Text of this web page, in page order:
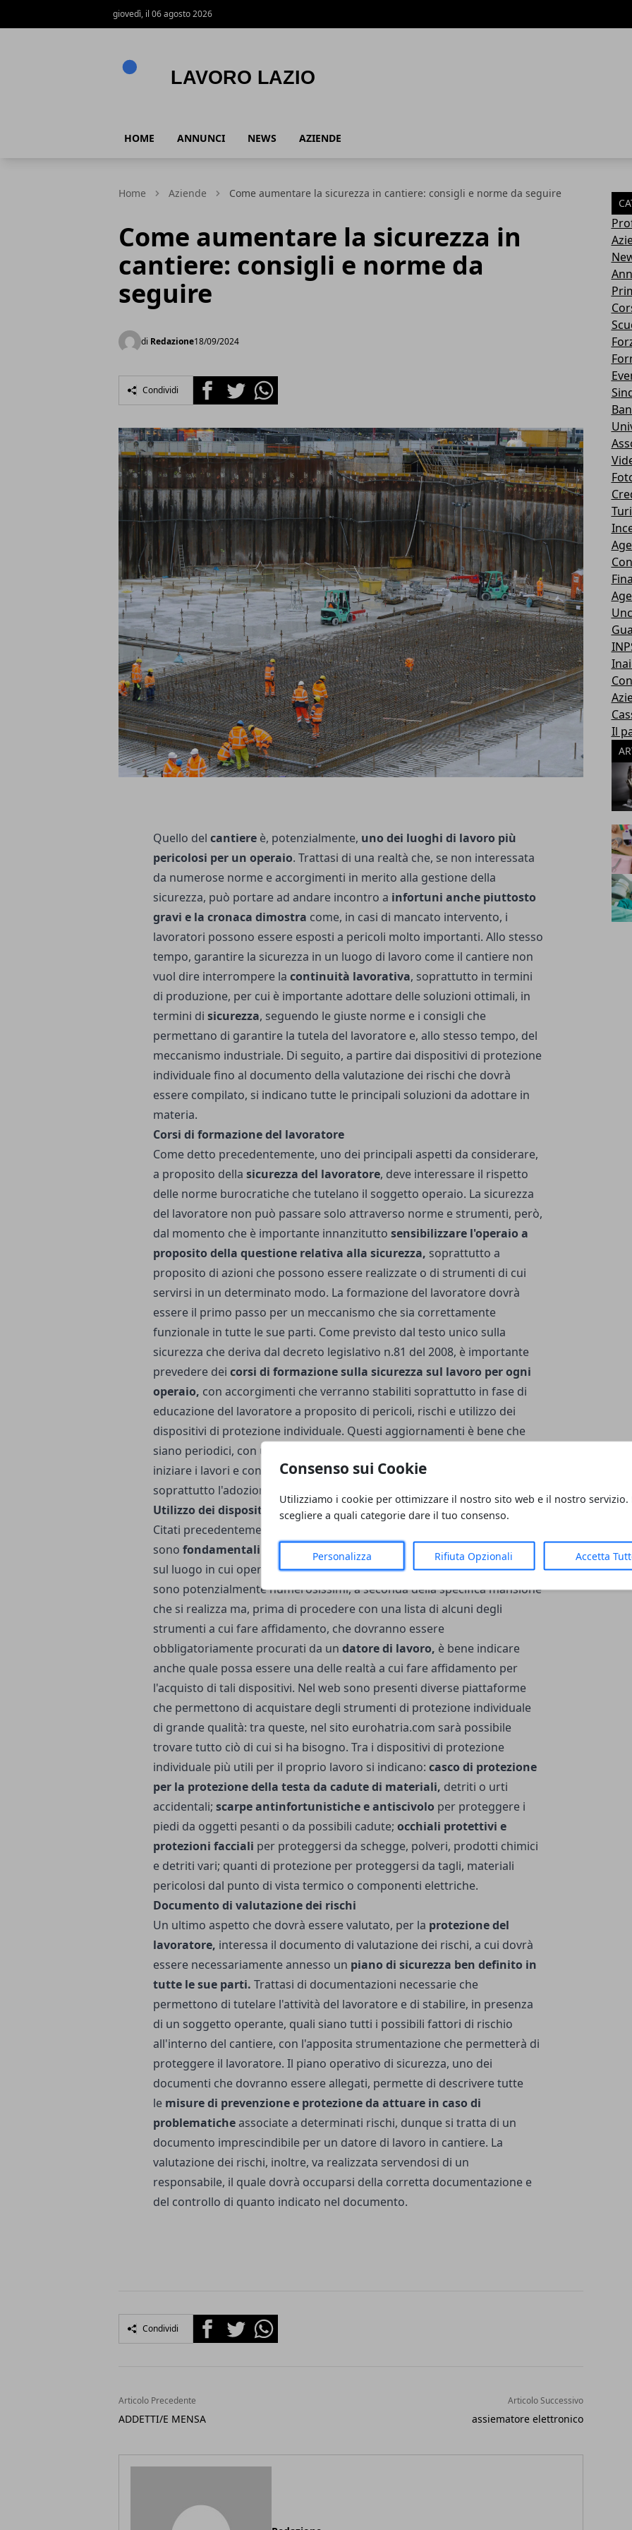
Consenso sui Cookie
Utilizziamo i cookie per ottimizzare il nostro sito web e il nostro servizio.
scegliere a quali categorie dare il tuo consenso.
Personalizza Rifiuta Opzionali Accetta
giovedì, il 06 agosto 2026
HOME ANNUNCI NEWS AZIENDE
Home Aziende Come aumentare la sicurezza in cantiere: consigli e norme da seguire
Come aumentare la sicurezza in
cantiere: consigli e norme da
seguire
di Redazione18/09/2024
Condividi FacebookTwitterWhatsapp
Quello del cantiereè, potenzialmente, uno dei luoghi di lavoro più
pericolosi per un operaio. Trattasi di una realtà che, se non interessata
da numerose norme e accorgimenti in merito alla gestione della
sicurezza, può portare ad andare incontro a infortuni anche piuttosto
gravi e la cronaca dimostra come, in casi di mancato intervento, i
lavoratori possono essere esposti a pericoli molto importanti. Allo stesso
tempo, garantire la sicurezza in un luogo di lavoro come il cantiere non
vuol dire interrompere la continuità lavorativa, soprattutto in termini
di produzione, per cui è importante adottare delle soluzioni ottimali, in
termini di sicurezza, seguendo le giuste norme e i consigli che
permettano di garantire la tutela del lavoratore e, allo stesso tempo, del
meccanismo industriale. Di seguito, a partire dai dispositivi di protezione
individuale fino al documento della valutazione dei rischi che dovrà
essere compilato, si indicano tutte le principali soluzioni da adottare in
materia.
Corsi di formazione del lavoratore
Come detto precedentemente, uno dei principali aspetti da considerare,
a proposito della sicurezza del lavoratore, deve interessare il rispetto
delle norme burocratiche che tutelano il soggetto operaio. La sicurezza
del lavoratore non può passare solo attraverso norme e strumenti, però,
dal momento che è importante innanzitutto sensibilizzare l'operaio a
proposito della questione relativa alla sicurezza, soprattutto a
proposito di azioni che possono essere realizzate o di strumenti di cui
servirsi in un determinato modo. La formazione del lavoratore dovrà
essere il primo passo per un meccanismo che sia correttamente
funzionale in tutte le sue parti. Come previsto dal testo unico sulla
sicurezza che deriva dal decreto legislativo n.81 del 2008, è importante
prevedere dei corsi di formazione sulla sicurezza sul lavoro per ogni
operaio, con accorgimenti che verranno stabiliti soprattutto in fase di
educazione del lavoratore a proposito di pericoli, rischi e utilizzo dei
dispositivi di protezione individuale. Questi aggiornamenti è bene che
siano periodici, con un primo scaglione iniziale da completare prima di
iniziare i lavori e con fasi di aggiornamento successive che riguardino
soprattutto l'adozione di nuove tecnologie o diversi sistemi di lavoro.
Utilizzo dei dispositivi di protezione individuale (DPI)
Citati precedentemente, i dispositivi di protezione individuale
sono fondamentali per la tutela del lavoratore
e della sua sicurezza
sul luogo in cui opera. In cantiere i dispositivi di protezione individuale
sono potenzialmente numerosissimi, a seconda della specifica mansione
che si realizza ma, prima di procedere con una lista di alcuni degli
strumenti a cui fare affidamento, che dovranno essere
obbligatoriamente procurati da un datore di lavoro, è bene indicare
anche quale possa essere una delle realtà a cui fare affidamento per
l'acquisto di tali dispositivi. Nel web sono presenti diverse piattaforme
che permettono di acquistare degli strumenti di protezione individuale
di grande qualità: tra queste, nel sito eurohatria.com sarà possibile
trovare tutto ciò di cui si ha bisogno. Tra i dispositivi di protezione
individuale più utili per il proprio lavoro si indicano: casco di protezione
per la protezione della testa da cadute di materiali, detriti o urti
accidentali; scarpe antinfortunistiche e antiscivolo per proteggere i
piedi da oggetti pesanti o da possibili cadute; occhiali protettivi e
protezioni facciali per proteggersi da schegge, polveri, prodotti chimici
e detriti vari; quanti di protezione per proteggersi da tagli, materiali
pericolosi dal punto di vista termico o componenti elettriche.
Documento di valutazione dei rischi
Un ultimo aspetto che dovrà essere valutato, per la protezione del
lavoratore, interessa il documento di valutazione dei rischi, a cui dovrà
essere necessariamente annesso un piano di sicurezza ben definito in
tutte le sue parti. Trattasi di documentazioni necessarie che
permettono di tutelare l'attività del lavoratore e di stabilire, in presenza
di un soggetto operante, quali siano tutti i possibili fattori di rischio
all'interno del cantiere, con l'apposita strumentazione che permetterà di
proteggere il lavoratore. Il piano operativo di sicurezza, uno dei
documenti che dovranno essere allegati, permette di descrivere tutte
lemisure di prevenzione e protezione da attuare in caso di
problematicheassociate a determinati rischi, dunque si tratta di un
documento imprescindibile per un datore di lavoro in cantiere. La
valutazione dei rischi, inoltre, va realizzata servendosi di un
responsabile, il quale dovrà occuparsi della corretta documentazione e
del controllo di quanto indicato nel documento.
Condividi FacebookTwitterWhatsapp
Articolo Precedente
ADDETTI/E MENSA
Articolo Successivo
assiematore elettronico
Il